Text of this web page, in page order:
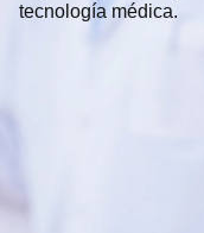
tecnología médica.